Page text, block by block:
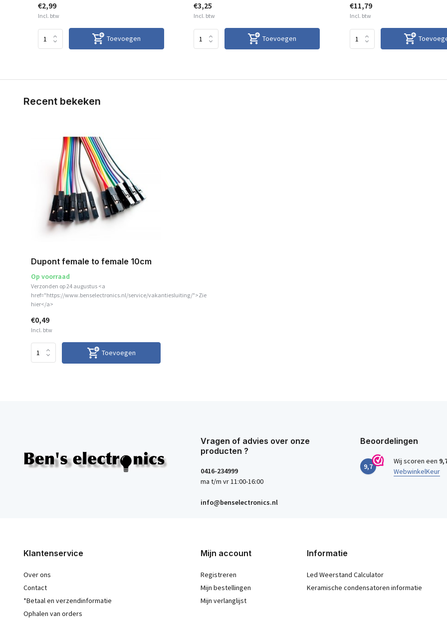
€2,99
Incl. btw
Toevoegen
€3,25
Incl. btw
Toevoegen
€11,79
Incl. btw
Recent bekeken
Dupont female to female 10cm
Op voorraad
Verzonden op 24 augustus <a
href="https://www.benselectronics.nl/service/vakantiesluiting/">Zie
hier</a>
€0,49
Incl. btw
Toevoegen
Vragen of advies over onze
producten ?
0416-234999
ma t/m vr 11:00-16:00
info@benselectronics.nl
Beoordelingen
9,7
Wij scoren een
WebwinkelKeur
Klantenservice
Over ons
Contact
*Betaal en verzendinformatie
Ophalen van orders
Mijn account
Registreren
Mijn bestellingen
Mijn verlanglijst
Informatie
Led Weerstand Calculator
Keramische condensatoren informatie